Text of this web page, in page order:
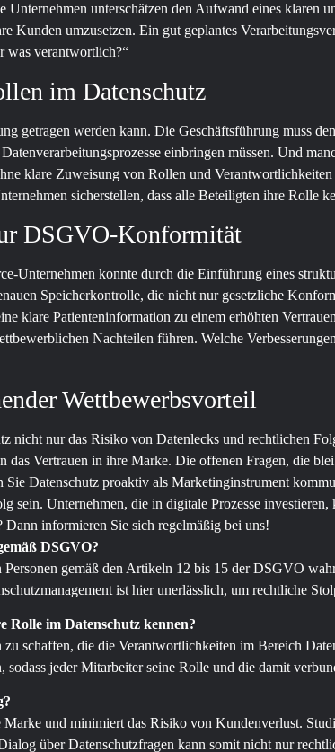
unterschätzen den Aufwand eines
Kunden umzusetzen. Ein gut geplantes
was verantwortlich?“
im Datenschutz
werden kann. Die Geschäftsführung muss
einbringen müssen. Und
klare Zuweisung von Rollen und
sicherstellen, dass alle Beteiligten ihre Rolle
DSGVO-Konformität
Unternehmen konnte durch die Einführung eines
Speicherkontrolle, die nicht nur gesetzliche
klare Patienteninformation zu einem erhöhten
Nachteilen führen. Welche
Wettbewerbsvorteil
nicht nur das Risiko von Datenlecks und rechtlichen
Vertrauen in ihre Marke. Die offenen Fragen, die
Datenschutz proaktiv als Marketinginstrument
sein. Unternehmen, die in digitale Prozesse
informieren Sie sich regelmäßig bei uns!
DSGVO?
gemäß den Artikeln 12 bis 15 der DSGVO
ist hier unerlässlich, um rechtliche
Rolle im Datenschutz kennen?
schaffen, die die Verantwortlichkeiten im Bereich
jeder Mitarbeiter seine Rolle und die damit
und minimiert das Risiko von Kundenverlust.
über Datenschutzfragen kann somit nicht nur